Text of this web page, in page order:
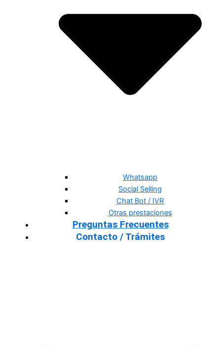
Whatsapp
Social Selling
Chat Bot / IVR
Otras prestaciones
Preguntas Frecuentes
Contacto / Trámites